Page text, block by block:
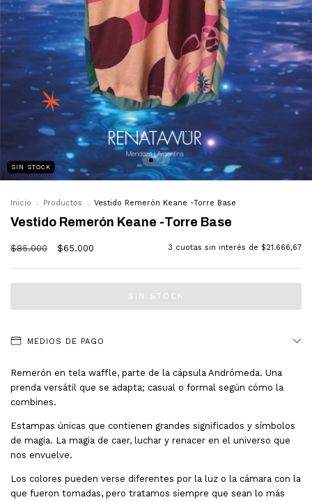
SIN STOCK
Inicio . Productos . Vestido Remerón Keane -Torre Base
Vestido Remerón Keane -Torre Base
$85.000 $65.000 3 cuotas sin interés de $21.666,67
MEDIOS DE PAGO
Remerón en tela waffle, parte de la cápsula Andrómeda. Una
prenda versátil que se adapta; casual o formal según cómo la
combines.
Estampas únicas que contienen grandes significados y símbolos
de magia. La magia de caer, luchar y renacer en el universo que
nos envuelve.
Los colores pueden verse diferentes por la luz o la cámara con la
que fueron tomadas, pero tratamos siempre que sean lo más